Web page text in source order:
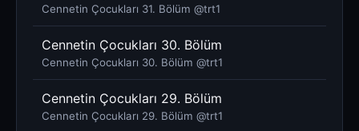
Cennetin Çocukları 31. Bölüm @trt1
Cennetin Çocukları 30. Bölüm
Cennetin Çocukları 30. Bölüm @trt1
Cennetin Çocukları 29. Bölüm
Cennetin Çocukları 29. Bölüm @trt1